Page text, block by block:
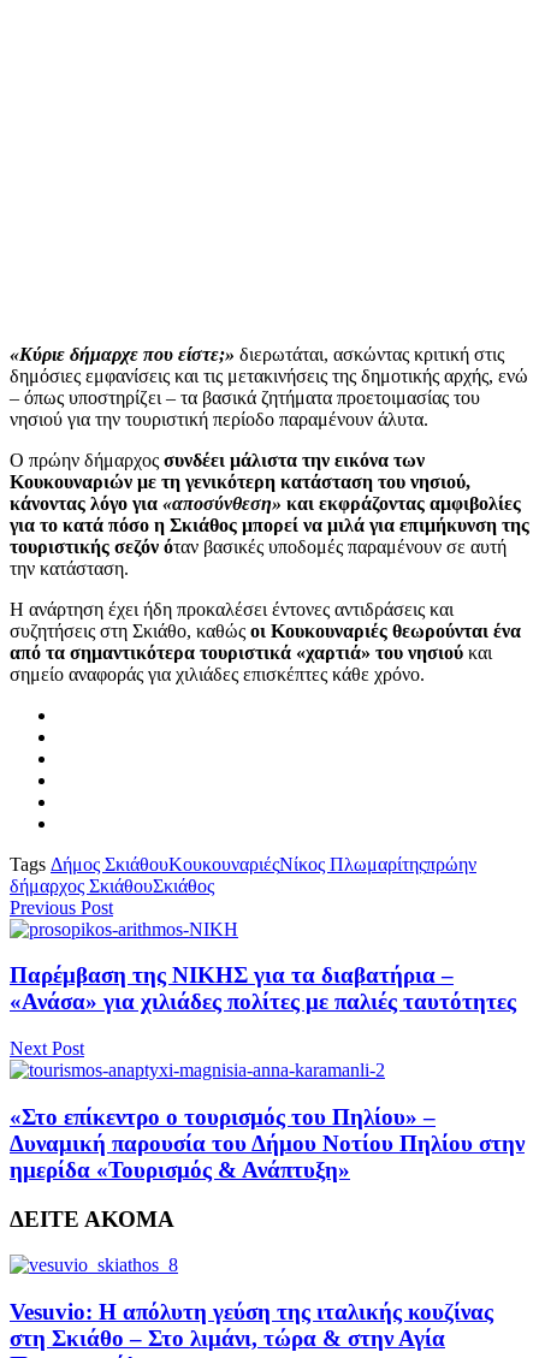
«Κύριε δήμαρχε που είστε;» διερωτάται, ασκώντας κριτική στις
δημόσιες εμφανίσεις και τις μετακινήσεις της δημοτικής αρχής, ενώ
– όπως υποστηρίζει – τα βασικά ζητήματα προετοιμασίας του
νησιού για την τουριστική περίοδο παραμένουν άλυτα.
Ο πρώην δήμαρχος συνδέει μάλιστα την εικόνα των
Κουκουναριών με τη γενικότερη κατάσταση του νησιού,
κάνοντας λόγο για «αποσύνθεση» και εκφράζοντας αμφιβολίες
για το κατά πόσο η Σκιάθος μπορεί να μιλά για επιμήκυνση της
τουριστικής σεζόν όταν βασικές υποδομές παραμένουν σε αυτή
την κατάσταση.
Η ανάρτηση έχει ήδη προκαλέσει έντονες αντιδράσεις και
συζητήσεις στη Σκιάθο, καθώς οι Κουκουναριές θεωρούνται ένα
από τα σημαντικότερα τουριστικά «χαρτιά» του νησιού και
σημείο αναφοράς για χιλιάδες επισκέπτες κάθε χρόνο.
Tags Δήμος ΣκιάθουΚουκουναριέςΝίκος Πλωμαρίτηςπρώην
δήμαρχος ΣκιάθουΣκιάθος
Previous Post
Παρέμβαση της ΝΙΚΗΣ για τα διαβατήρια –
«Ανάσα» για χιλιάδες πολίτες με παλιές ταυτότητες
Next Post
«Στο επίκεντρο ο τουρισμός του Πηλίου» –
Δυναμική παρουσία του Δήμου Νοτίου Πηλίου στην
ημερίδα «Τουρισμός & Ανάπτυξη»
ΔΕΙΤΕ ΑΚΟΜΑ
Vesuvio: Η απόλυτη γεύση της ιταλικής κουζίνας
στη Σκιάθο – Στο λιμάνι, τώρα & στην Αγία